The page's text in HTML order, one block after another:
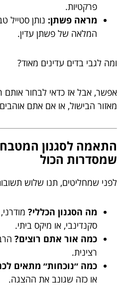
פרקטיות.
מראה פשתן: נותן סטייל
המלאה של פשתן עדין.
ומה לגבי בדים עדינים מאוד?
אפשר, אבל אז כדאי לבחור אותם
מאזור הבישול, או אם אתם
שמסדרות הכול
לפני שמחליטים, תנו שלוש
מה הסגנון הכללי?
סקנדינבי, או מיקס ביתי.
כמה אור אתם רוצים?
רצינית.
כמה ״נוכחות״ מתאים
או כזה שגונב את ההצגה.